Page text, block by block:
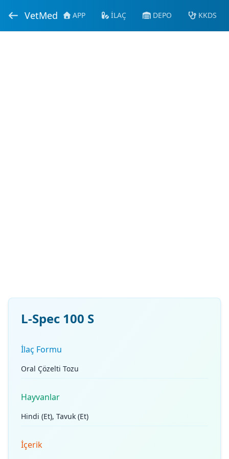
VetMed APP İLAÇ DEPO KKDS
L-Spec 100 S
İlaç Formu
Oral Çözelti Tozu
Hayvanlar
Hindi (Et), Tavuk (Et)
İçerik